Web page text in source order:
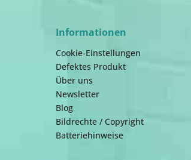
Informationen
Cookie-Einstellungen
Defektes Produkt
Über uns
Newsletter
Blog
Bildrechte / Copyright
Batteriehinweise